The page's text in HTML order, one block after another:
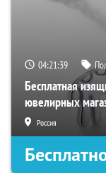
04:21:38
Бесплатная
ювелирных
Россия